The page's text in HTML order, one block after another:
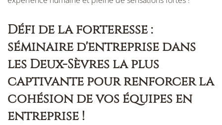
Défi de la forteresse :
séminaire d'entreprise dans
les Deux-Sèvres la plus
captivante pour renforcer la
cohésion de vos équipes en
entreprise !